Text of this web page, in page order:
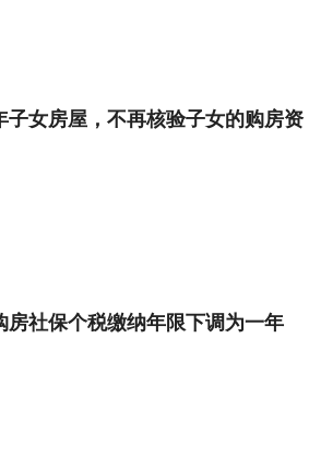
子女房屋，不再核验子女的购房资
房社保个税缴纳年限下调为一年